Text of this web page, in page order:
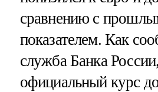
сравнению с
показателем. Как
служба Банка России,
официальный курс